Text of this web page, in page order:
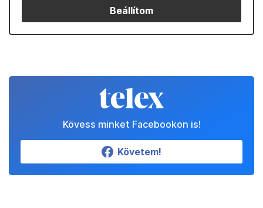
Beállítom
Kövess minket Facebookon is!
Követem!